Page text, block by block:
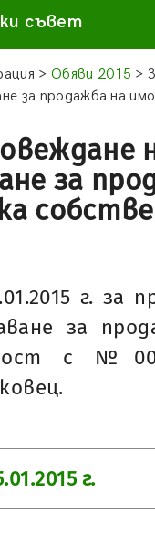
съвет
> Обяви 2015 >
за продажба на
за
г. за
за
с
г.